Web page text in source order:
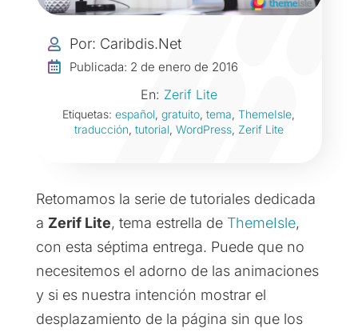
 Por: Caribdis.Net
 Publicada: 2 de enero de 2016
En: Zerif Lite
Etiquetas:español,gratuito,tema,ThemeIsle,
traducción, tutorial, WordPress, Zerif Lite
Retomamos la serie de tutoriales dedicada
a Zerif Lite, tema estrella de ThemeIsle,
con esta séptima entrega. Puede que no
necesitemos el adorno de las animaciones
y si es nuestra intención mostrar el
desplazamiento de la página sin que los